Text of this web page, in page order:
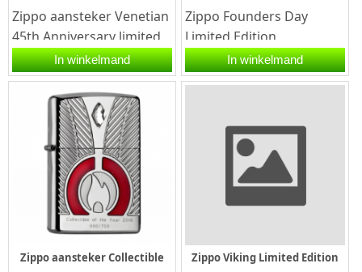
Zippo aansteker Venetian
45th Anniversary limited
edition. De bijzonde
aansteker met een...
In winkelmand
Zippo Founders Day
Limited Edition
aansteker.Limited Edition
Zippo ter ere van de
In winkelmand
Zippo aansteker Collectible
Zippo Viking Limited Edition